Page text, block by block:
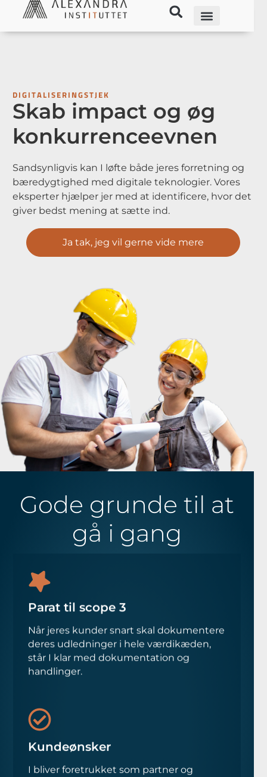
DIGITALISERINGSTJEK
Skab impact og øg
konkurrenceevnen
Sandsynligvis kan I løfte både jeres forretning og
bæredygtighed med digitale teknologier. Vores
eksperter hjælper jer med at identificere, hvor det
giver bedst mening at sætte ind.
Ja tak, jeg vil gerne vide mere
Gode grunde til at
gå i gang
Parat til scope 3
Når jeres kunder snart skal dokumentere
deres udledninger i hele værdikæden,
står I klar med dokumentation og
handlinger.
Kundeønsker
I bliver foretrukket som partner og